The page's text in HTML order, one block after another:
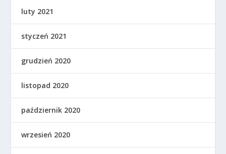
luty 2021
styczeń 2021
grudzień 2020
listopad 2020
październik 2020
wrzesień 2020